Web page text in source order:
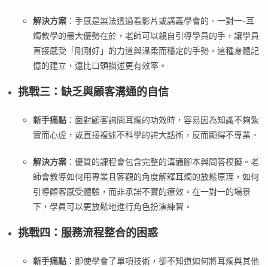
解決方案 ：手感是無法透過看影片或講義學會的。一對一-耳
燭教學的最大優勢在於，老師可以親自引導學員的手，讓學員
直接感受「剛剛好」的力道與溫柔而穩定的手勢。這種身體記
憶的建立，遠比口頭描述更有效率。
挑戰三：缺乏與顧客溝通的自信
新手痛點 ：面對顧客詢問耳燭的功效時，容易因為知識不夠紮
實而心虛，或直接複述不科學的誇大話術，反而顯得不專業。
解決方案 ：優質的課程會包含完整的溝通腳本與問答模擬。老
師會教導如何用專業且客觀的角度解釋耳燭的放鬆原理，如何
引導顧客感受體驗，而非承諾不實的療效。在一對一的場景
下，學員可以更放鬆地進行角色扮演練習。
挑戰四：服務流程整合的困惑
新手痛點 ：即使學會了單項技術，卻不知道如何將耳燭與其他